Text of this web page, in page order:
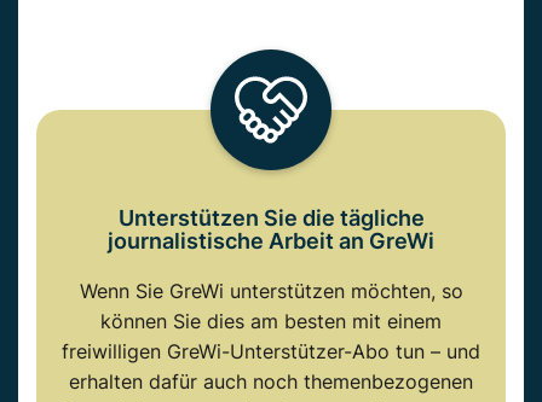
Unterstützen Sie die tägliche
journalistische Arbeit an GreWi
Wenn Sie GreWi unterstützen möchten, so
können Sie dies am besten mit einem
freiwilligen GreWi-Unterstützer-Abo tun – und
erhalten dafür auch noch themenbezogenen